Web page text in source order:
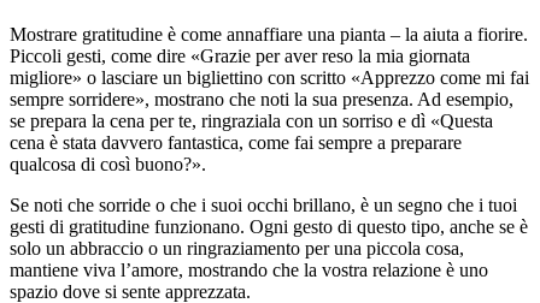
Mostrare gratitudine è come annaffiare una pianta – la aiuta a fiorire.
Piccoli gesti, come dire «Grazie per aver reso la mia giornata
migliore» o lasciare un bigliettino con scritto «Apprezzo come mi fai
sempre sorridere», mostrano che noti la sua presenza. Ad esempio,
se prepara la cena per te, ringraziala con un sorriso e dì «Questa
cena è stata davvero fantastica, come fai sempre a preparare
qualcosa di così buono?».
Se noti che sorride o che i suoi occhi brillano, è un segno che i tuoi
gesti di gratitudine funzionano. Ogni gesto di questo tipo, anche se è
solo un abbraccio o un ringraziamento per una piccola cosa,
mantiene viva l’amore, mostrando che la vostra relazione è uno
spazio dove si sente apprezzata.